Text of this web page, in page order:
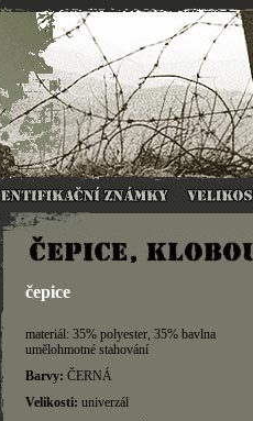
čepice
materiál: 35% polyester, 35% bavlna
umělohmotné stahování
Barvy: ČERNÁ
Velikosti: univerzál